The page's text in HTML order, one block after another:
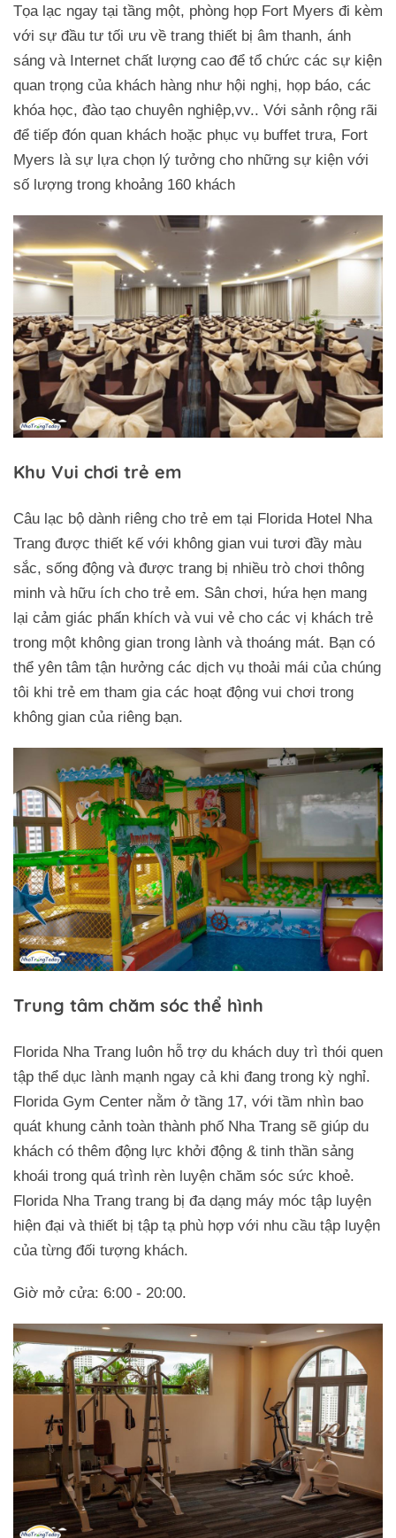
Tọa lạc ngay tại tầng một, phòng họp Fort Myers đi kèm
với sự đầu tư tối ưu về trang thiết bị âm thanh, ánh
sáng và Internet chất lượng cao để tổ chức các sự kiện
quan trọng của khách hàng như hội nghị, họp báo, các
khóa học, đào tạo chuyên nghiệp,vv.. Với sảnh rộng rãi
để tiếp đón quan khách hoặc phục vụ buffet trưa, Fort
Myers là sự lựa chọn lý tưởng cho những sự kiện với
số lượng trong khoảng 160 khách
Khu Vui chơi trẻ em
Câu lạc bộ dành riêng cho trẻ em tại Florida Hotel Nha
Trang được thiết kế với không gian vui tươi đầy màu
sắc, sống động và được trang bị nhiều trò chơi thông
minh và hữu ích cho trẻ em. Sân chơi, hứa hẹn mang
lại cảm giác phấn khích và vui vẻ cho các vị khách trẻ
trong một không gian trong lành và thoáng mát. Bạn có
thể yên tâm tận hưởng các dịch vụ thoải mái của chúng
tôi khi trẻ em tham gia các hoạt động vui chơi trong
không gian của riêng bạn.
Trung tâm chăm sóc thể hình
Florida Nha Trang luôn hỗ trợ du khách duy trì thói quen
tập thể dục lành mạnh ngay cả khi đang trong kỳ nghỉ.
Florida Gym Center nằm ở tầng 17, với tầm nhìn bao
quát khung cảnh toàn thành phố Nha Trang sẽ giúp du
khách có thêm động lực khởi động & tinh thần sảng
khoái trong quá trình rèn luyện chăm sóc sức khoẻ.
Florida Nha Trang trang bị đa dạng máy móc tập luyện
hiện đại và thiết bị tập tạ phù hợp với nhu cầu tập luyện
của từng đối tượng khách.
Giờ mở cửa: 6:00 - 20:00.